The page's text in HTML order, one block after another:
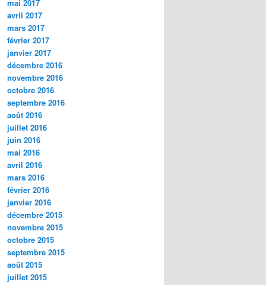
mai 2017
avril 2017
mars 2017
février 2017
janvier 2017
décembre 2016
novembre 2016
octobre 2016
septembre 2016
août 2016
juillet 2016
juin 2016
mai 2016
avril 2016
mars 2016
février 2016
janvier 2016
décembre 2015
novembre 2015
octobre 2015
septembre 2015
août 2015
juillet 2015